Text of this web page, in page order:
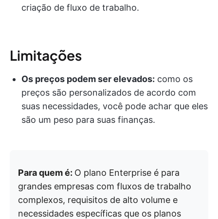
criação de fluxo de trabalho.
Limitações
Os preços podem ser elevados: como os
preços são personalizados de acordo com
suas necessidades, você pode achar que eles
são um peso para suas finanças.
Para quem é: O plano Enterprise é para
grandes empresas com fluxos de trabalho
complexos, requisitos de alto volume e
necessidades específicas que os planos